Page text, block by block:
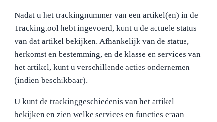
Nadat u het trackingnummer van een artikel(en) in de
Trackingtool hebt ingevoerd, kunt u de actuele status
van dat artikel bekijken. Afhankelijk van de status,
herkomst en bestemming, en de klasse en services van
het artikel, kunt u verschillende acties ondernemen
(indien beschikbaar).
U kunt de trackinggeschiedenis van het artikel
bekijken en zien welke services en functies eraan